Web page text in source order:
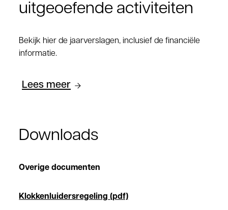
uitgeoefende activiteiten
Bekijk hier de jaarverslagen, inclusief de financiële
informatie.
Lees meer
Downloads
Overige documenten
Klokkenluidersregeling (pdf)